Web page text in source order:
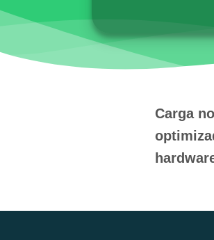
Carga